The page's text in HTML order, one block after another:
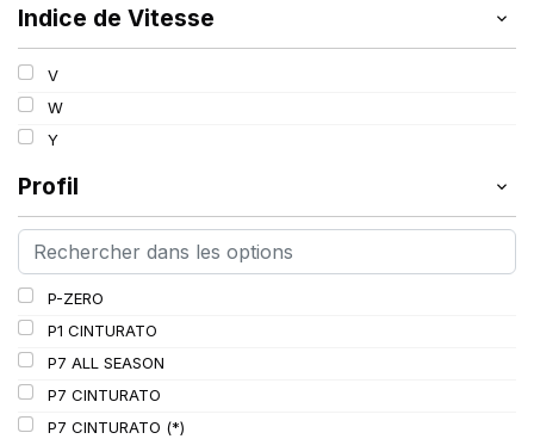
103
Indice de Vitesse
V
W
Y
Profil
P-ZERO
P1 CINTURATO
P7 ALL SEASON
P7 CINTURATO
P7 CINTURATO (*)